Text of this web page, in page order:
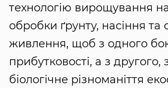
технологію вирощування
обробки ґрунту, насіння та
живлення, щоб з одного
прибутковості, а з другого,
біологічне різноманіття